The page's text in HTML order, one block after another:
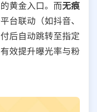
黄金入口。而无痕
台联动（如抖音、
后自动跳转至指定
效提升曝光率与粉